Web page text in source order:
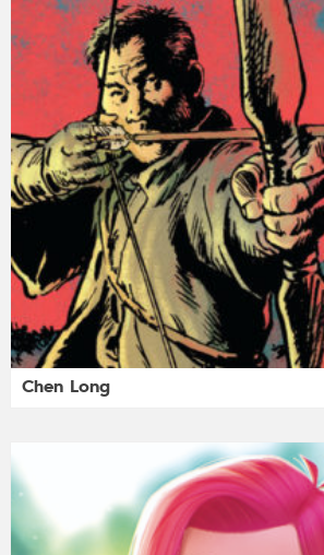
Chen Long